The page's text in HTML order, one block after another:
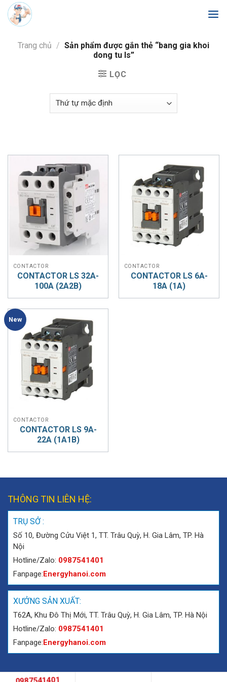
Skip
Trang chủ / Sản phẩm được gắn thẻ “bang gia khoi
dong tu ls”
LỌC
CONTACTOR
CONTACTOR LS 32A-
100A (2A2B)
CONTACTOR
CONTACTOR LS 6A-
18A (1A)
New
CONTACTOR
CONTACTOR LS 9A-
22A (1A1B)
THÔNG TIN LIÊN HỆ:
TRỤ SỞ :
Số 10, Đường Cửu Việt 1, TT. Trâu Quỳ, H. Gia Lâm, TP. Hà
Nội
Hotline/Zalo: 0987541401
Fanpage:Energyhanoi.com
XƯỞNG SẢN XUẤT:
T62A, Khu Đô Thị Mới, TT. Trâu Quỳ, H. Gia Lâm, TP. Hà Nội
Hotline/Zalo: 0987541401
Fanpage:Energyhanoi.com
0987541401